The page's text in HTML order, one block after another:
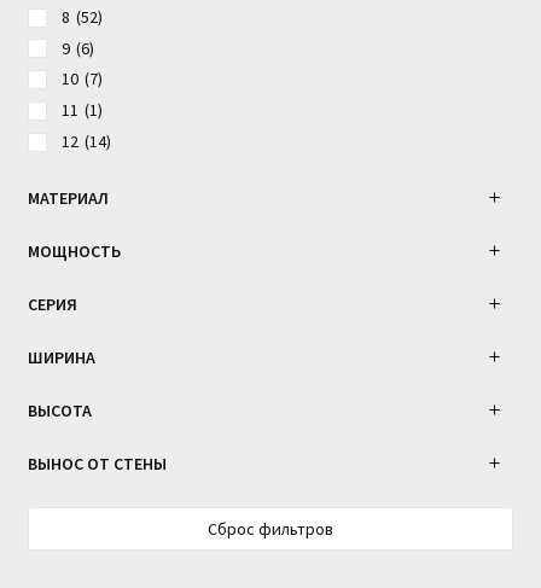
8 (52)
9 (6)
10 (7)
11 (1)
12 (14)
15 (2)
17
18
21 (3)
28 (1)
92 (1)
МАТЕРИАЛ
МОЩНОСТЬ
СЕРИЯ
ШИРИНА
ВЫСОТА
ВЫНОС ОТ СТЕНЫ
Сброс фильтров